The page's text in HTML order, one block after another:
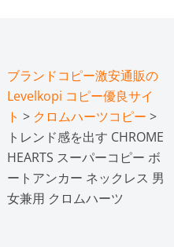
ブランドコピー激安通販の
Levelkopi コピー優良サイ
ト > クロムハーツコピー >
トレンド感を出す CHROME
HEARTS スーパーコピー ボ
ートアンカー ネックレス 男
女兼用 クロムハーツ